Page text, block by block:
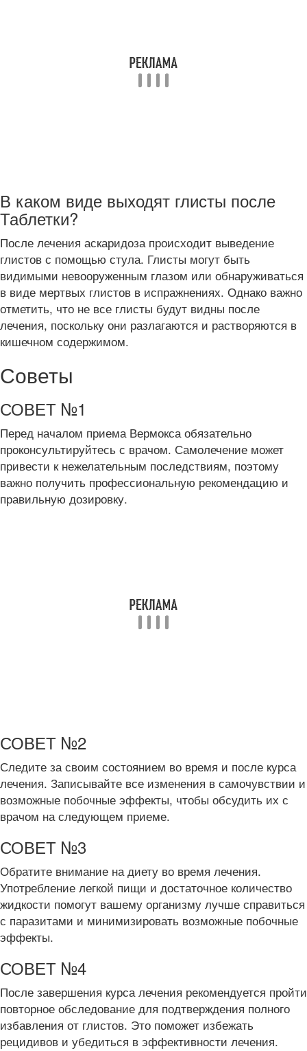
В каком виде выходят глисты после
Таблетки?
После лечения аскаридоза происходит выведение
глистов с помощью стула. Глисты могут быть
видимыми невооруженным глазом или обнаруживаться
в виде мертвых глистов в испражнениях. Однако важно
отметить, что не все глисты будут видны после
лечения, поскольку они разлагаются и растворяются в
кишечном содержимом.
Советы
СОВЕТ №1
Перед началом приема Вермокса обязательно
проконсультируйтесь с врачом. Самолечение может
привести к нежелательным последствиям, поэтому
важно получить профессиональную рекомендацию и
правильную дозировку.
СОВЕТ №2
Следите за своим состоянием во время и после курса
лечения. Записывайте все изменения в самочувствии и
возможные побочные эффекты, чтобы обсудить их с
врачом на следующем приеме.
СОВЕТ №3
Обратите внимание на диету во время лечения.
Употребление легкой пищи и достаточное количество
жидкости помогут вашему организму лучше справиться
с паразитами и минимизировать возможные побочные
эффекты.
СОВЕТ №4
После завершения курса лечения рекомендуется пройти
повторное обследование для подтверждения полного
избавления от глистов. Это поможет избежать
рецидивов и убедиться в эффективности лечения.